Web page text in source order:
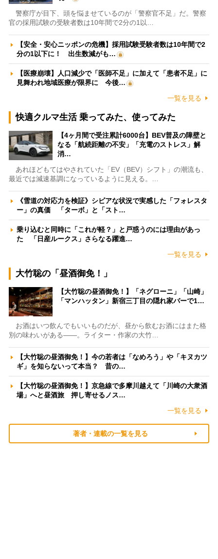
警察庁が目下、頭を悩ませているのが「警察官不足」だ。警察
官の採用試験の受験者数は10年間で2分の1以…
【安全・安心ニッポンの危機】採用試験受験者数は10年間で2
分の1以下に！ 出生数減がも…
【医療崩壊】人口減少で「医師不足」に加えて「患者不足」に
見舞われ地域医療が限界に 今後…
一覧を見る
快適クルマ生活 乗ってみた、使ってみた
【4ヶ月間で受注累計6000台】BEV普及の障壁と
なる「航続距離の不安」「充電のストレス」解
消…
あれほどもてはやされていた「EV（BEV）シフト」の潮流も、
最近では減速基調になっているように見える。…
《雪道の対応力を検証》シビアな状況で実感した「フォレスタ
ー」の真価 「ターボ」と「スト…
乗り込むと同時に「これが軽？」と戸惑うのには理由があっ
た 「日産ルークス」さらなる躍進…
一覧を見る
大竹聡の「昼酒御免！」
【大竹聡の昼酒御免！】「ネグローニ」「山崎」
「マンハッタン」新宿三丁目の隠れ家バーで1…
お酒はいつ飲んでもいいものだが、昼から飲むお酒にはまた格
別の味わいがある――。ライター・作家の大竹…
【大竹聡の昼酒御免！】今の若者は「なめろう」や「キヌカツ
ギ」を知らないって本当？ 昔の…
【大竹聡の昼酒御免！】京急線で多摩川越えて「川崎の大衆酒
場」へと昼酒旅 押し寄せるノス…
一覧を見る
著者・連載の一覧を見る